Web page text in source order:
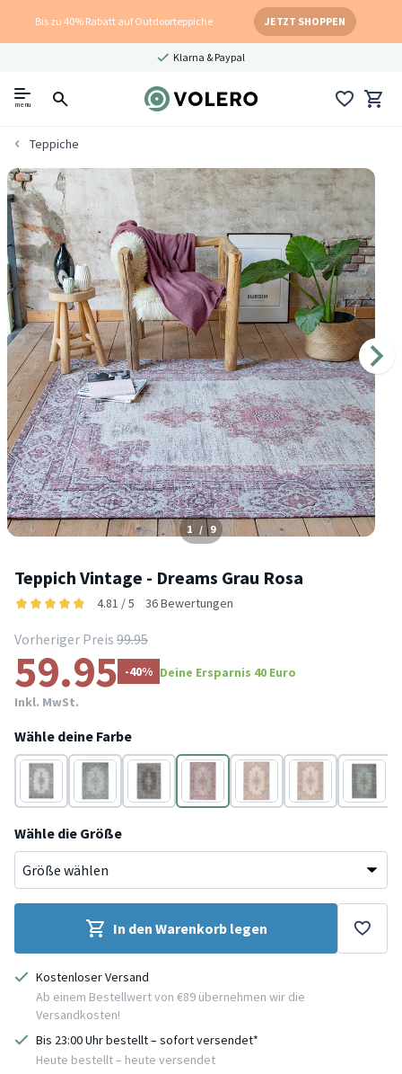
Bis zu 40% Rabatt auf Outdoorteppiche JETZT SHOPPEN
Klarna & Paypal
menu
Teppiche
1 / 9
Teppich Vintage - Dreams Grau Rosa
4.81 / 5 36 Bewertungen
Vorheriger Preis 99.95
59.95 -40% Deine Ersparnis 40 Euro
Inkl. MwSt.
Wähle deine Farbe
Grau Mint Braun Grau Beige Grau
Wähle die Größe
In den Warenkorb legen
Kostenloser Versand
Ab einem Bestellwert von €89 übernehmen wir die
Versandkosten!
Bis 23:00 Uhr bestellt – sofort versendet*
Heute bestellt – heute versendet